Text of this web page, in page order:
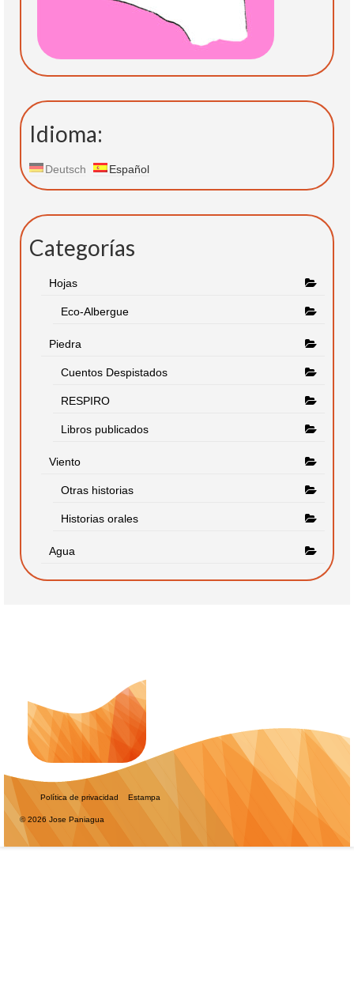
Idioma:
Deutsch Español
Categorías
Hojas
Eco-Albergue
Piedra
Cuentos Despistados
RESPIRO
Libros publicados
Viento
Otras historias
Historias orales
Agua
Política de privacidad Estampa
© 2026 Jose Paniagua